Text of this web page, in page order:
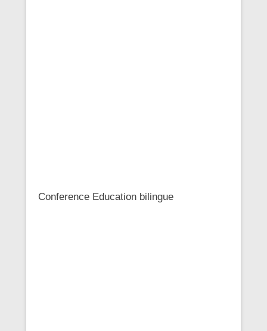
Conference Education bilingue